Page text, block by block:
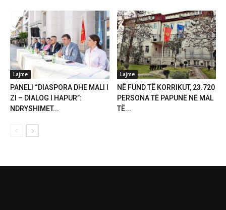
Lajme
PANELI “DIASPORA DHE MALI I
ZI – DIALOG I HAPUR”:
NDRYSHIMET...
Lajme
NË FUND TË KORRIKUT, 23.720
PERSONA TË PAPUNË NË MAL
TË...